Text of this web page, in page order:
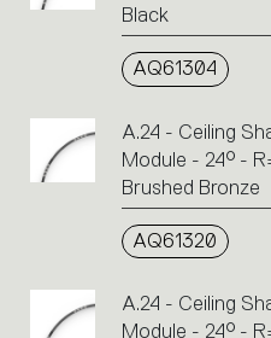
Black
AQ61304
A.24 - Ceiling
Module - 24° -
Brushed Bronze
AQ61320
A.24 - Ceiling
Module - 24° -